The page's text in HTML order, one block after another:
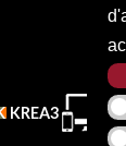
KREA3